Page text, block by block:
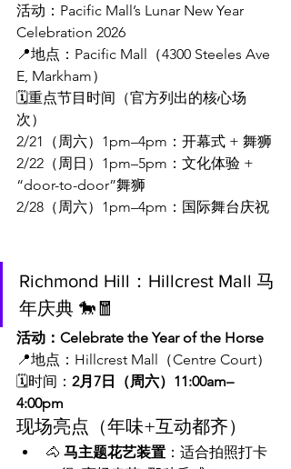
活动：Pacific Mall’s Lunar New Year
Celebration 2026
📍地点：Pacific Mall（4300 Steeles Ave
E, Markham）
🗓️重点节目时间（官方列出的核心场
次）
2/21（周六）1pm–4pm：开幕式 + 舞狮
2/22（周日）1pm–5pm：文化体验 +
“door-to-door”舞狮
2/28（周六）1pm–4pm：国际舞台庆祝
Richmond Hill：Hillcrest Mall 马
年庆典 🐎🧧
活动：Celebrate the Year of the Horse
📍地点：Hillcrest Mall（Centre Court）
🗓️时间： 2月7日（周六）11:00am–
4:00pm
现场亮点（年味+互动都齐）
🐴 马主题花艺装置 ：适合拍照打卡